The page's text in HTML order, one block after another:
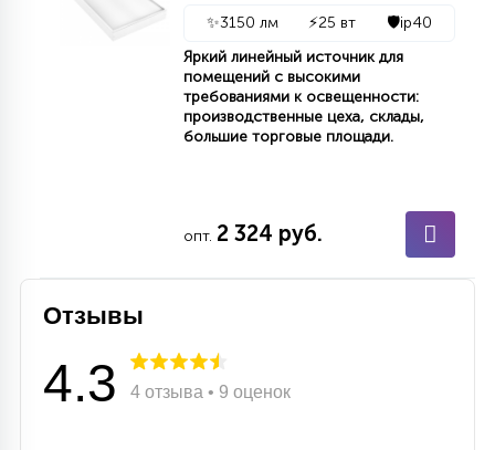
АКСЕССУАРЫ
✨3150 лм ⚡25 вт 🛡️ip40
Яркий линейный источник для
помещений с высокими
требованиями к освещенности:
производственные цеха, склады,
большие торговые площади.
опт. 2 324 руб.
Отзывы
4.3 4 отзыва • 9 оценок